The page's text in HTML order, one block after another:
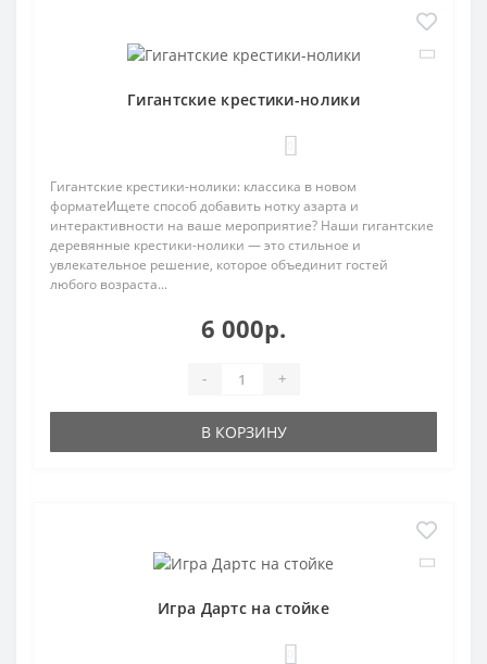
Гигантские крестики-нолики
Гигантские крестики-нолики: классика в новом
форматеИщете способ добавить нотку азарта и
интерактивности на ваше мероприятие? Наши гигантские
деревянные крестики-нолики — это стильное и
увлекательное решение, которое объединит гостей
любого возраста...
6 000р.
- +
В КОРЗИНУ
Игра Дартс на стойке